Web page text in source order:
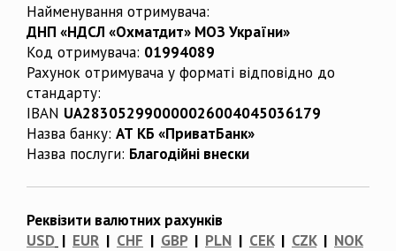
Найменування отримувача:
ДНП «НДСЛ «Охматдит» МОЗ України»
Код отримувача: 01994089
Рахунок отримувача у форматі відповідно до
стандарту:
IBAN UA283052990000026004045036179
Назва банку: АТ КБ «ПриватБанк»
Назва послуги: Благодійні внески
Реквізити валютних рахунків
USD | EUR | CHF | GBP| PLN | CEK| CZK| NOK